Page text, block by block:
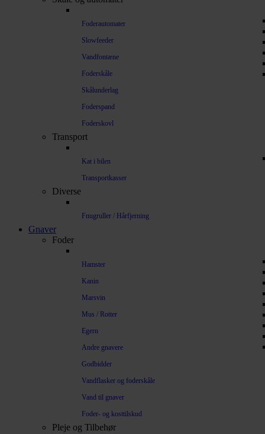
Foderautomater
Slowfeeder
Vandfontæne
Foderskåle
Skålunderlag
Foderspand
Foderskovl
Transport
Kat i bilen
Transportkasser
Diverse
Fnugruller / Hårfjerning
Gnaver
Foder
Hamster
Kanin
Marsvin
Mus / Rotter
Egern
Andre gnavere
Godbidder
Vandflasker og foderskåle
Vand til gnaver
Foder- og kosttilskud
Pleje og Tilbehør